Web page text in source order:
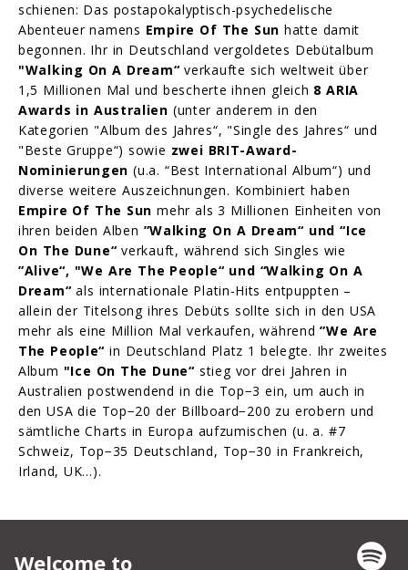
schienen: Das postapokalyptisch-psychedelische
Abenteuer namens Empire Of The Sun hatte damit
begonnen. Ihr in Deutschland vergoldetes Debütalbum
"Walking On A Dream“ verkaufte sich weltweit über
1,5 Millionen Mal und bescherte ihnen gleich 8 ARIA
Awards in Australien (unter anderem in den
Kategorien "Album des Jahres“, "Single des Jahres“ und
"Beste Gruppe“) sowie zwei BRIT-Award-
Nominierungen (u.a. “Best International Album“) und
diverse weitere Auszeichnungen. Kombiniert haben
Empire Of The Sun mehr als 3 Millionen Einheiten von
ihren beiden Alben ”Walking On A Dream“ und “Ice
On The Dune“ verkauft, während sich Singles wie
”Alive“, "We Are The People“ und “Walking On A
Dream“ als internationale Platin-Hits entpuppten –
allein der Titelsong ihres Debüts sollte sich in den USA
mehr als eine Million Mal verkaufen, während”We Are
The People“ in Deutschland Platz 1 belegte. Ihr zweites
Album "Ice On The Dune“ stieg vor drei Jahren in
Australien postwendend in die Top−3 ein, um auch in
den USA die Top−20 der Billboard−200 zu erobern und
sämtliche Charts in Europa aufzumischen (u. a. #7
Schweiz, Top−35 Deutschland, Top−30 in Frankreich,
Irland, UK…).